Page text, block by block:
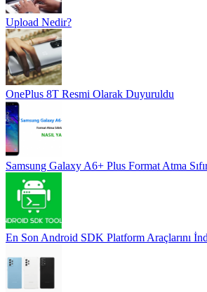
Upload Nedir?
OnePlus 8T Resmi Olarak Duyuruldu
Samsung Galaxy A6+ Plus Format Atma
En Son Android SDK Platform Araçlarını